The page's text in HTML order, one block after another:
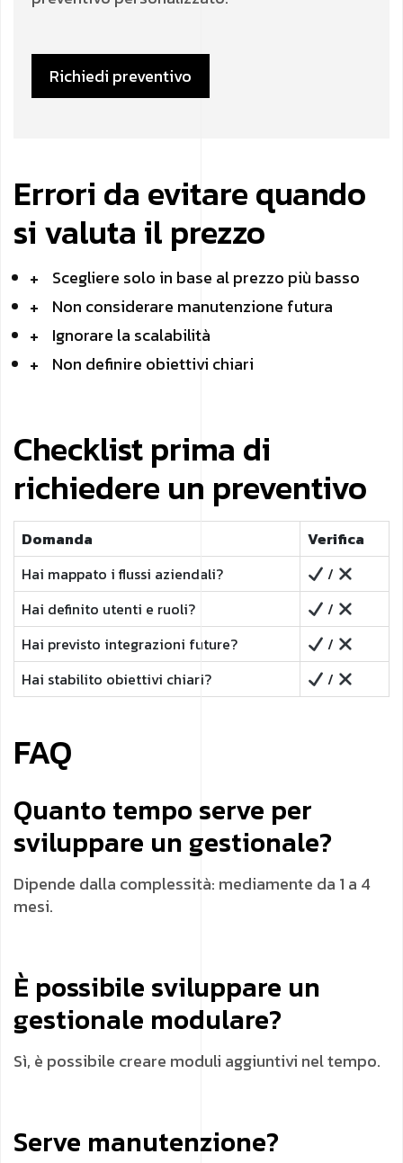
Richiedi preventivo
Errori da evitare quando
si valuta il prezzo
Scegliere solo in base al prezzo più basso
Non considerare manutenzione futura
Ignorare la scalabilità
Non definire obiettivi chiari
Checklist prima di
richiedere un preventivo
Domanda
Verifica
Hai mappato i flussi aziendali?
/
Hai definito utenti e ruoli?
/
Hai previsto integrazioni future?
/
Hai stabilito obiettivi chiari?
/
FAQ
Quanto tempo serve per
sviluppare un gestionale?
Dipende dalla complessità: mediamente da 1 a 4
mesi.
È possibile sviluppare un
gestionale modulare?
Sì, è possibile creare moduli aggiuntivi nel tempo.
Serve manutenzione?